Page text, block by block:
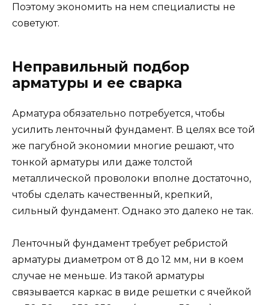
Поэтому экономить на нем специалисты не
советуют.
Неправильный подбор
арматуры и ее сварка
Арматура обязательно потребуется, чтобы
усилить ленточный фундамент. В целях все той
же пагубной экономии многие решают, что
тонкой арматуры или даже толстой
металлической проволоки вполне достаточно,
чтобы сделать качественный, крепкий,
сильный фундамент. Однако это далеко не так.
Ленточный фундамент требует ребристой
арматуры диаметром от 8 до 12 мм, ни в коем
случае не меньше. Из такой арматуры
связывается каркас в виде решетки с ячейкой